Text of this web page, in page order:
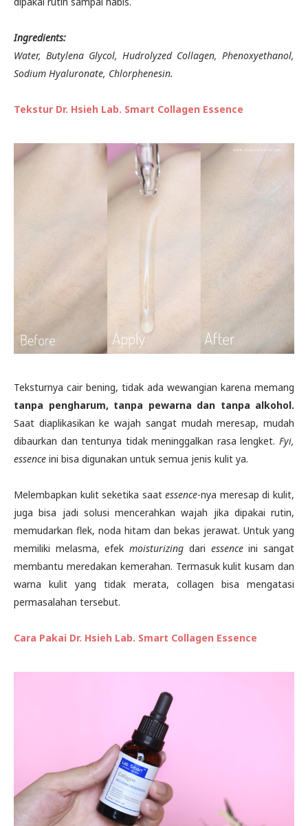
Ingredients:
Water, Butylena Glycol, Hudrolyzed Collagen, Phenoxyethanol,
Sodium Hyaluronate, Chlorphenesin.
Tekstur Dr. Hsieh Lab. Smart Collagen Essence
Teksturnya cair bening, tidak ada wewangian karena memang
tanpa pengharum, tanpa pewarna dan tanpa alkohol.
Saat diaplikasikan ke wajah sangat mudah meresap, mudah
dibaurkan dan tentunya tidak meninggalkan rasa lengket. Fyi,
essence ini bisa digunakan untuk semua jenis kulit ya.
Melembapkan kulit seketika saatessence-nya meresap di kulit,
juga bisa jadi solusi mencerahkan wajah jika dipakai rutin,
memudarkan flek, noda hitam dan bekas jerawat. Untuk yang
memiliki melasma, efekmoisturizing dari essenceini sangat
membantu meredakan kemerahan. Termasuk kulit kusam dan
warna kulit yang tidak merata, collagen bisa mengatasi
permasalahan tersebut.
Cara Pakai Dr. Hsieh Lab. Smart Collagen Essence